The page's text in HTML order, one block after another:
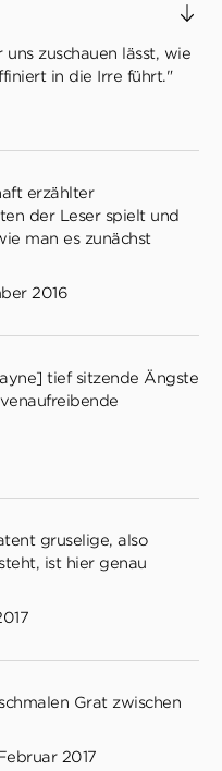
zuschauen lässt, wie
in die Irre führt."
erzählter
der Leser spielt und
man es zunächst
2016
tief sitzende Ängste
gruselige, also
ist hier genau
Grat zwischen
2017